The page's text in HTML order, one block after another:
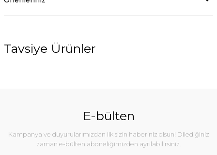
Tavsiye Ürünler
E-bülten
Kampanya ve duyurularımızdan ilk sizin haberiniz olsun! Dilediğiniz
zaman e-bülten aboneliğimizden ayrılabilirsiniz.